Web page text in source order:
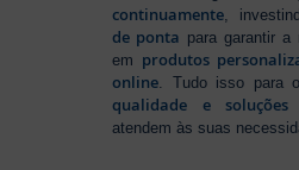
continuamente ,
de ponta para garantir a
em produtos
online . Tudo isso para
qualidade e soluções
atendem às suas